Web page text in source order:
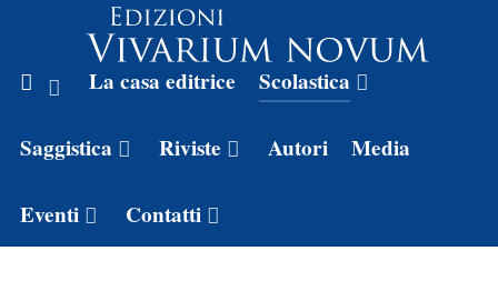
La casa editrice Scolastica
Saggistica Riviste Autori Media
Eventi Contatti